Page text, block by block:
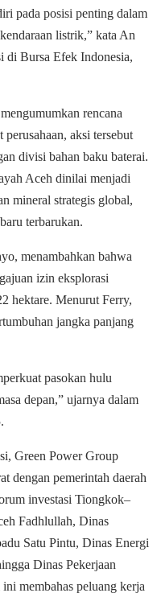
pada posisi penting dalam
listrik,” kata An
di Bursa Efek Indonesia,
rencana
aksi tersebut
divisi bahan baku baterai.
Aceh dinilai menjadi
mineral strategis global,
terbarukan.
menambahkan bahwa
izin eksplorasi
hektare. Menurut Ferry,
jangka panjang
pasokan hulu
depan,” ujarnya dalam
Green Power Group
dengan pemerintah daerah
investasi Tiongkok–
Fadhlullah, Dinas
Satu Pintu, Dinas Energi
Dinas Pekerjaan
membahas peluang kerja